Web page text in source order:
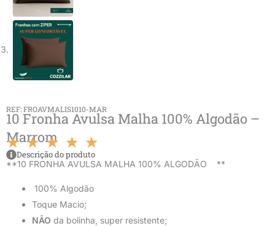
REF: FROAVMALIS1010-MAR
10 Fronha Avulsa Malha 100% Algodão –
Marrom
★ ★ ★ ★ ★
Descrição do produto
**10 FRONHA AVULSA MALHA 100% ALGODÃO **
100% Algodão
Toque Macio;
NÃO da bolinha, super resistente;